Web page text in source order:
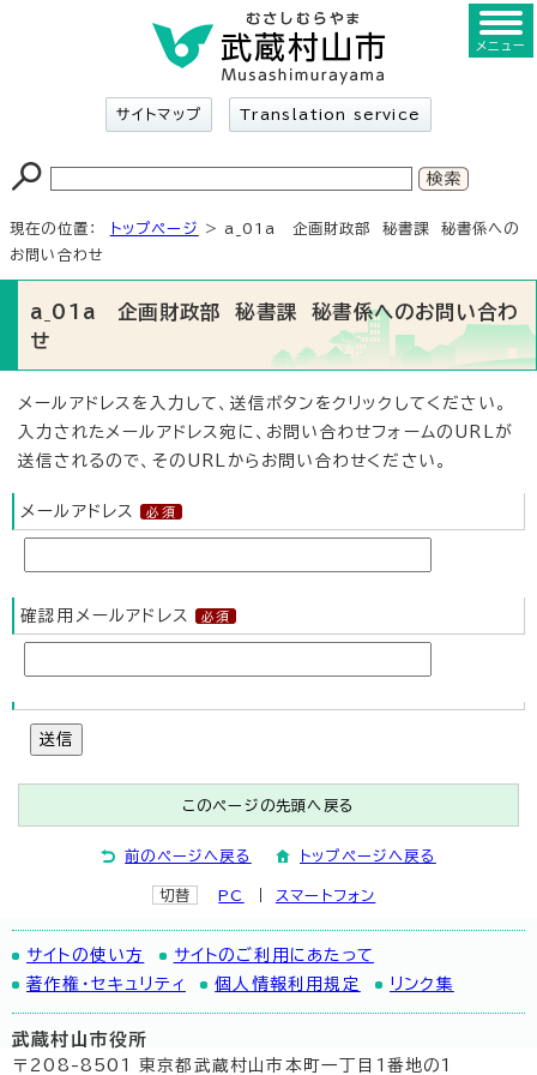
サイトマップ Translation service
メニュー
現在の位置： トップページ
> a_01a 企画財政部 秘書課 秘書係への
お問い合わせ
a_01a 企画財政部 秘書課 秘書係へのお問い合わ
せ
メールアドレスを入力して、送信ボタンをクリックしてください。
入力されたメールアドレス宛に、お問い合わせフォームのURLが
送信されるので、そのURLからお問い合わせください。
メールアドレス
確認用メールアドレス
送信
このページの先頭へ戻る
前のページへ戻る トップページへ戻る
切替 PC スマートフォン
サイトの使い方
サイトのご利用にあたって
著作権・セキュリティ
個人情報利用規定 リンク集
武蔵村山市役所
〒208-8501 東京都武蔵村山市本町一丁目1番地の1